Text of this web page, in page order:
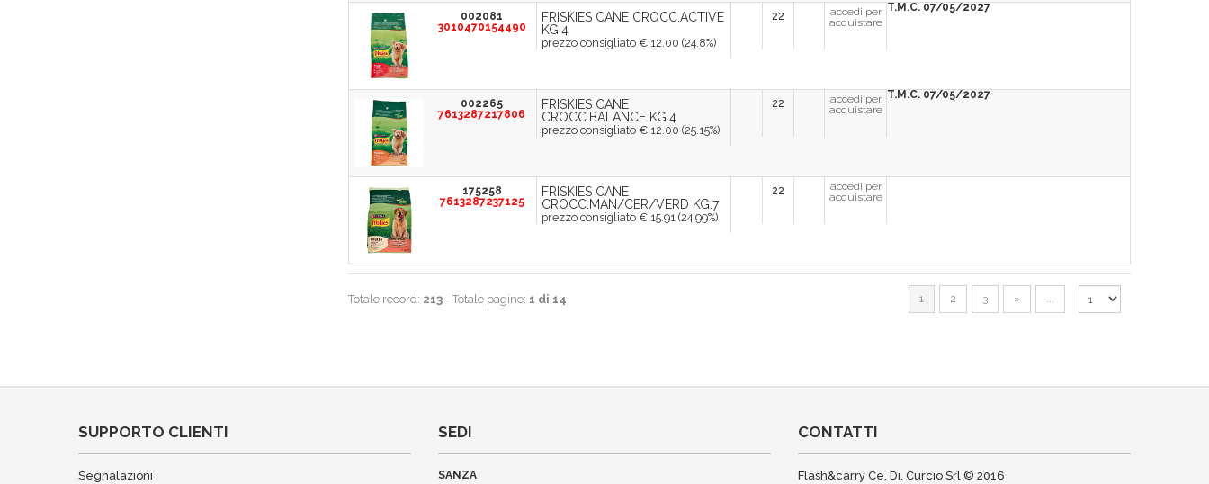
002081
3010470154490
FRISKIES CANE CROCC.ACTIVE
KG.4
prezzo consigliato € 12.00 (24.8%)
22
accedi per
acquistare
T.M.C. 07/05/2027
002265
7613287217806
FRISKIES CANE
CROCC.BALANCE KG.4
prezzo consigliato € 12.00 (25.15%)
22
accedi per
acquistare
T.M.C. 07/05/2027
175258
7613287237125
FRISKIES CANE
CROCC.MAN/CER/VERD KG.7
prezzo consigliato € 15.91 (24.99%)
22
accedi per
acquistare
Totale record: 213 - Totale pagine: 1 di 14 1 2 3 » ...
SUPPORTO CLIENTI
Segnalazioni
SEDI
SANZA
CONTATTI
Flash&carry Ce. Di. Curcio Srl © 2016